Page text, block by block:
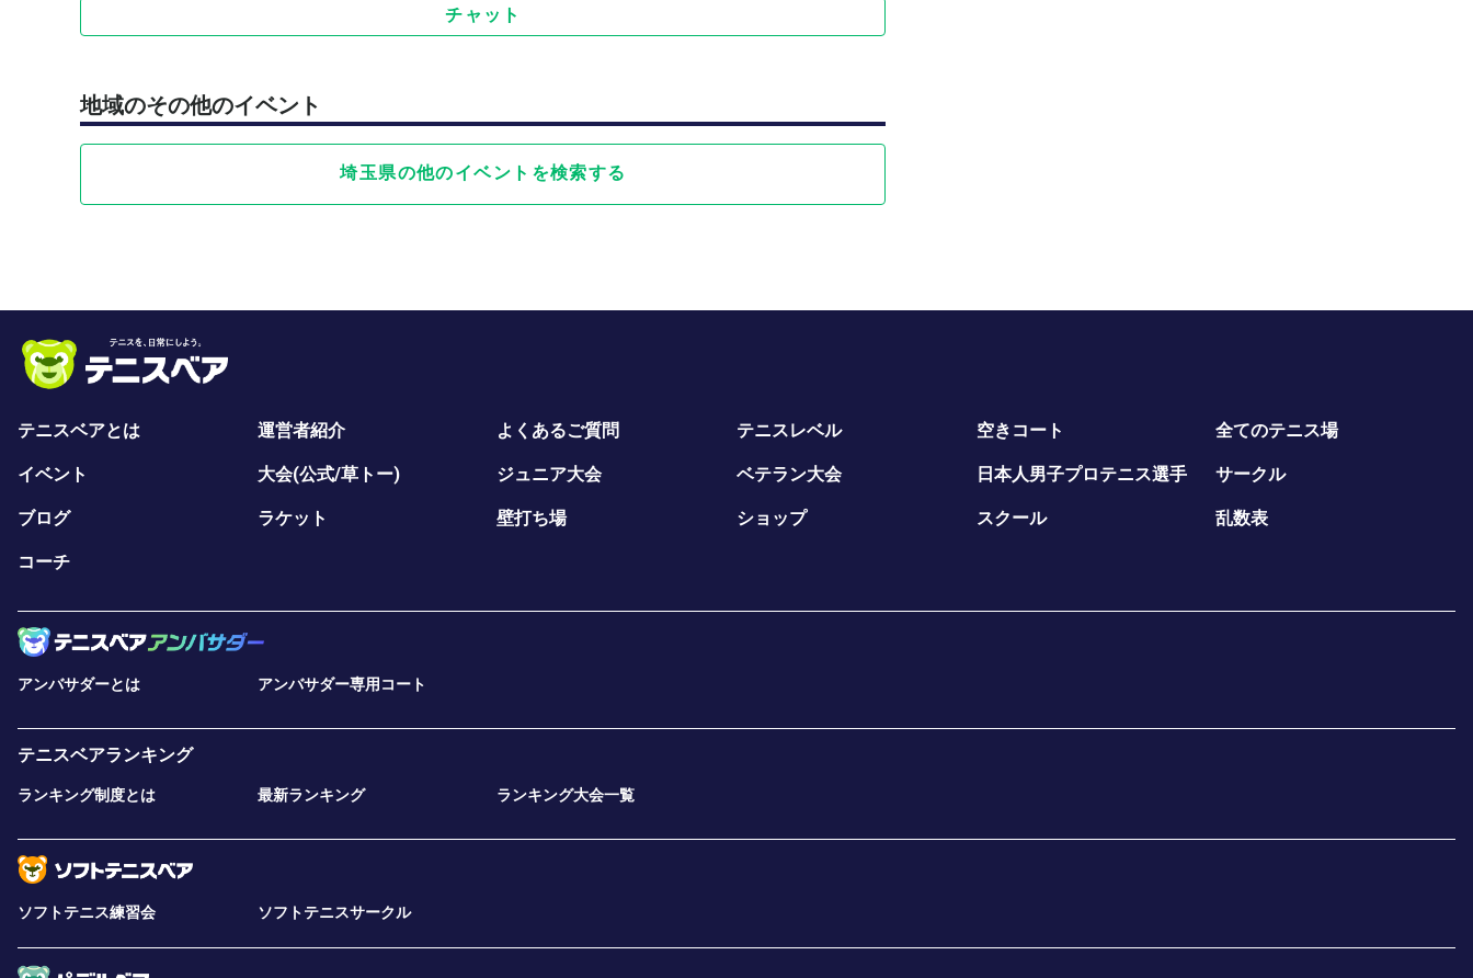
チャット
地域のその他のイベント
埼玉県の他のイベントを検索する
テニスベアとは 運営者紹介 よくあるご質問 テニスレベル 空きコート 全てのテニス場
イベント 大会(公式/草トー) ジュニア大会 ベテラン大会 日本人男子プロテニス選手 サークル
ブログ ラケット 壁打ち場 ショップ スクール 乱数表
コーチ
アンバサダーとは アンバサダー専用コート
テニスベアランキング
ランキング制度とは 最新ランキング ランキング大会一覧
ソフトテニス練習会 ソフトテニスサークル